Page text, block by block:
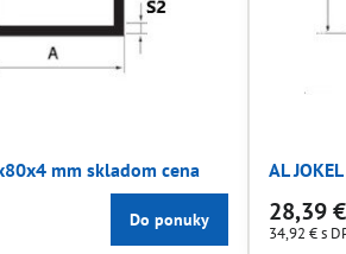
mm skladom cena
Do ponuky
AL
28,39 €
34,92 €s